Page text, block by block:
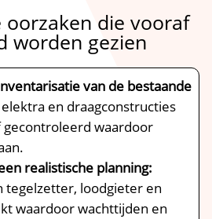
oorzaken die vooraf
worden gezien
van de bestaande
en draagconstructies
waardoor
realistische planning:
tegelzetter, loodgieter en
waardoor wachttijden en